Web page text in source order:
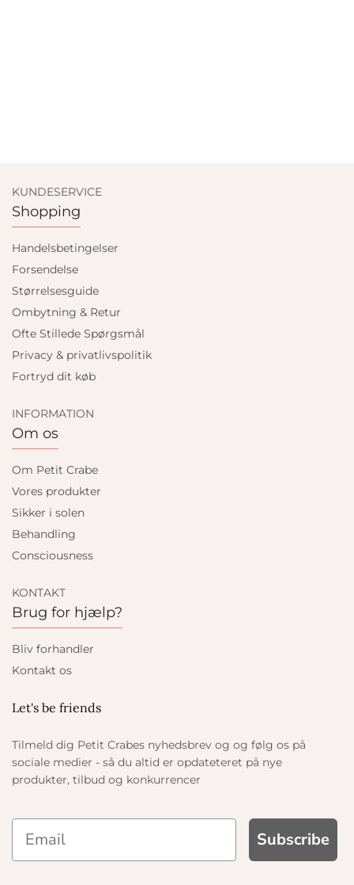
KUNDESERVICE
Shopping
Handelsbetingelser
Forsendelse
Størrelsesguide
Ombytning & Retur
Ofte Stillede Spørgsmål
Privacy & privatlivspolitik
Fortryd dit køb
INFORMATION
Om os
Om Petit Crabe
Vores produkter
Sikker i solen
Behandling
Consciousness
KONTAKT
Brug for hjælp?
Bliv forhandler
Kontakt os
Let's be friends
Tilmeld dig Petit Crabes nyhedsbrev og og følg os på
sociale medier - så du altid er opdateteret på nye
produkter, tilbud og konkurrencer
Subscribe